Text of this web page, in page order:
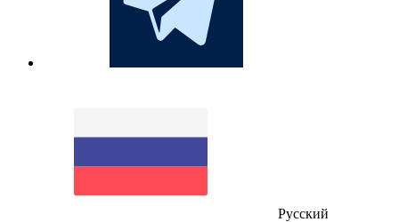
Русский